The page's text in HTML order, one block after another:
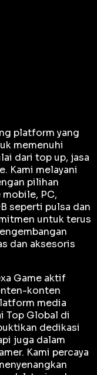
platform yang
memenuhi
dari top up, jasa
Kami melayani
pilihan
PC,
seperti pulsa dan
untuk terus
dan aksesoris
Game aktif
konten
media
Top Global di
dedikasi
juga dalam
Kami percaya